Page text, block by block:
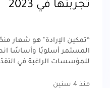
تجربتها في 2023
“تمكين الإرادة" هو شعار
المستمر أسلوبًا وأساسًا
للمؤسسات الراغبة في
منذ 4 سنين